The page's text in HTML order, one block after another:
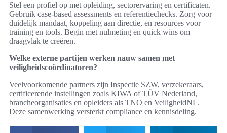
Stel een profiel op met opleiding, sectorervaring en certificaten.
Gebruik case-based assessments en referentiechecks. Zorg voor
duidelijk mandaat, koppeling aan directie, en resources voor
training en tools. Begin met nulmeting en quick wins om
draagvlak te creëren.
Welke externe partijen werken nauw samen met
veiligheidscoördinatoren?
Veelvoorkomende partners zijn Inspectie SZW, verzekeraars,
certificerende instellingen zoals KIWA of TÜV Nederland,
brancheorganisaties en opleiders als TNO en VeiligheidNL.
Deze samenwerking versterkt compliance en kennisdeling.